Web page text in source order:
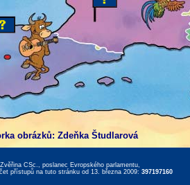
obrázků: Zdeňka Študlarová
CSc., poslanec Evropského parlamentu,
přístupů na tuto stránku od 13. března 2009: 397197160